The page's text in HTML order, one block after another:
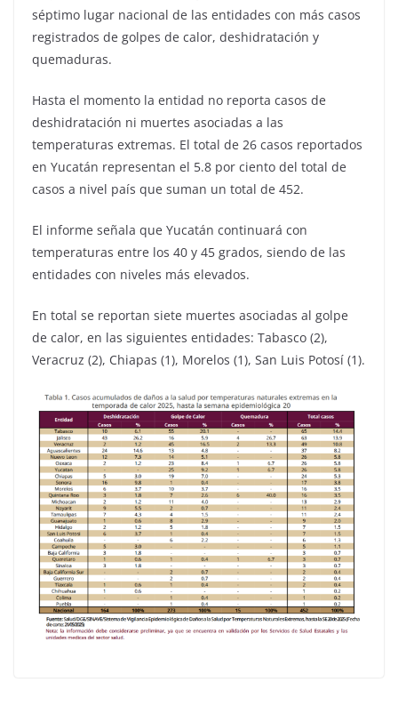
séptimo lugar nacional de las entidades con más casos
registrados de golpes de calor, deshidratación y
quemaduras.
Hasta el momento la entidad no reporta casos de
deshidratación ni muertes asociadas a las
temperaturas extremas. El total de 26 casos reportados
en Yucatán representan el 5.8 por ciento del total de
casos a nivel país que suman un total de 452.
El informe señala que Yucatán continuará con
temperaturas entre los 40 y 45 grados, siendo de las
entidades con niveles más elevados.
En total se reportan siete muertes asociadas al golpe
de calor, en las siguientes entidades: Tabasco (2),
Veracruz (2), Chiapas (1), Morelos (1), San Luis Potosí (1).